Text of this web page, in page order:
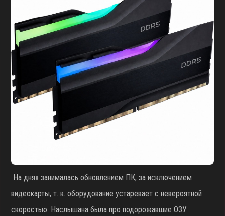
На днях занималась обновлением ПК, за исключением
видеокарты, т. к. оборудование устаревает с невероятной
скоростью. Наслышана была про подорожавшие ОЗУ